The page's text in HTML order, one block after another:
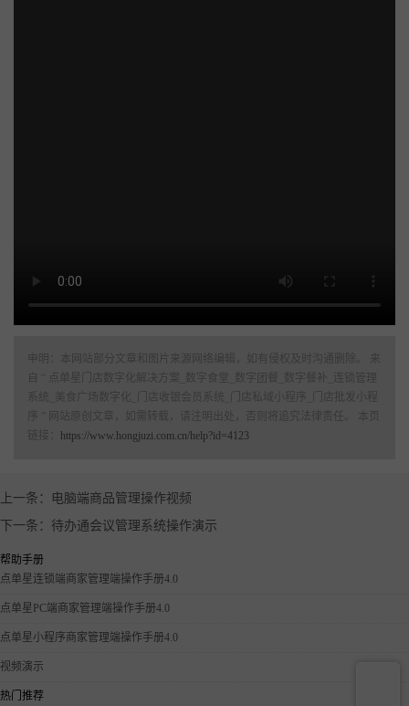
申明：本网站部分文章和图片来源网络编辑，如有侵权及时沟通删除。 来
自 “ 点单星门店数字化解决方案_数字食堂_数字团餐_数字餐补_连锁管理
系统_美食广场数字化_门店收银会员系统_门店私域小程序_门店批发小程
序 ” 网站原创文章，如需转载，请注明出处，否则将追究法律责任。 本页
链接：
https://www.hongjuzi.com.cn/help?id=4123
上一条：电脑端商品管理操作视频
下一条：待办通会议管理系统操作演示
帮助手册
点单星连锁端商家管理端操作手册4.0
点单星PC端商家管理端操作手册4.0
点单星小程序商家管理端操作手册4.0
视频演示
热门推荐